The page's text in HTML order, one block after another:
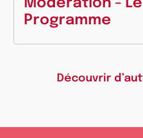
Modération - Le
Programme
Découvrir